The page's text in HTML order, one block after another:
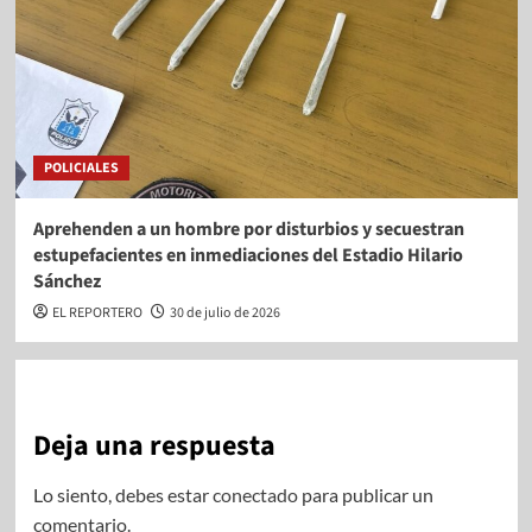
POLICIALES
Aprehenden a un hombre por disturbios y secuestran
estupefacientes en inmediaciones del Estadio Hilario
Sánchez
EL REPORTERO 30 de julio de 2026
Deja una respuesta
Lo siento, debes estarconectadopara publicar un
comentario.